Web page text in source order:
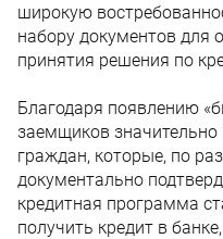
широкую
набору документов для
принятия решения по
Благодаря появлению
заемщиков значительно
граждан, которые, по
документально
кредитная программа
получить кредит в